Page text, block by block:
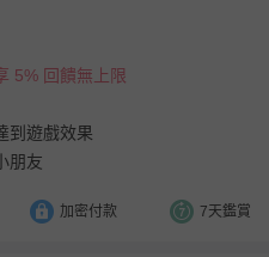
5% 回饋無上限
到遊戲效果
朋友
加密付款 7天鑑賞